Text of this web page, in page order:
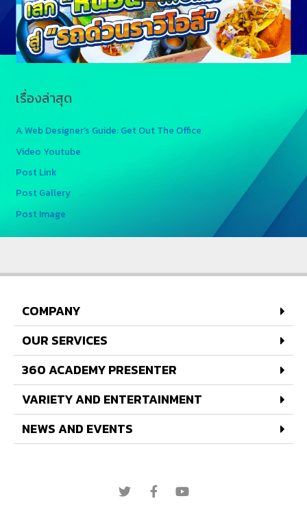
เรื่องล่าสุด
A Web Designer’s Guide: Get Out The Office
Video Youtube
Post Link
Post Gallery
Post Image
COMPANY
OUR SERVICES
360 ACADEMY PRESENTER
VARIETY AND ENTERTAINMENT
NEWS AND EVENTS